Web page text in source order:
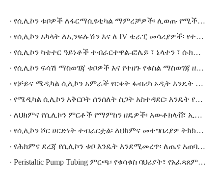
የሲሊኮን ቱቦዎች ለፋርማሲዩቲካል ማምረቻዎች፡ ሊወጡ የሚችሉ፣ የሚለቀቅ እና የቁጥጥር ተገዢነት
የሲሊኮን አካላት ለኢንፍሉሽን እና ለ IV ቴራፒ መሳሪያዎች፡ የተሟሉ መስፈርቶች እና የአቅራቢዎች ምርጫ
የሲሊኮን ካቴተር ዓይነቶች ተብራርተዋል-ፎሌይ ፣ ኔላተን ፣ ሱክሽን እና የውሃ ማፍሰስ - ትክክለኛውን እንዴት እንደሚለይ
የሲሊኮን ፍሳሽ ማስወገጃ ቱቦዎች እና የተዘጉ የቁስል ማስወገጃ ዘዴዎች፡ ክሊኒካዊ መስፈርቶች እና ምንጮች መመሪያ
የቻይና ሜዲካል ሲሊኮን አምራች የርቀት ፋብሪካ ኦዲት እንዴት እንደሚካሄድ
የሜዲካል ሲሊኮን አቅርቦት ሰንሰለት ስጋት አስተዳደር፡ እንዴት የሚቋቋም ምንጭ ስልት መገንባት እንደሚቻል
ለህክምና የሲሊኮን ምርቶች የማምከን ዘዴዎች፡ አውቶክላቭ፣ ኢትኦ፣ ጋማ እና ኢ-ቢም ሲነጻጸሩ
የሲሊኮን ሾር ሀርድነት ተብራርቷል፡ ለህክምና መተግበሪያዎ ትክክለኛውን ዱሮሜትር እንዴት እንደሚመርጡ
የሕክምና ደረጃ የሲሊኮን ቱቦ እንዴት እንደሚመረጥ፡ ለጤና አጠባበቅ ገዢዎች የተሟላ መግለጫ እና ምንጭ መመሪያ
Peristaltic Pump Tubing ምርጫ፡ የቁሳቁስ ባህሪያት፣ የአፈጻጸም ምክንያቶች እና እንዴት በትክክል ማግኘት እንደሚቻል